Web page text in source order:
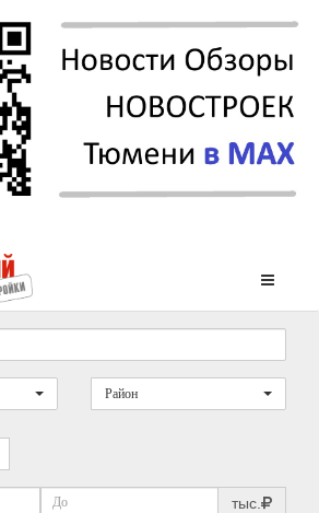
Район
тыс.